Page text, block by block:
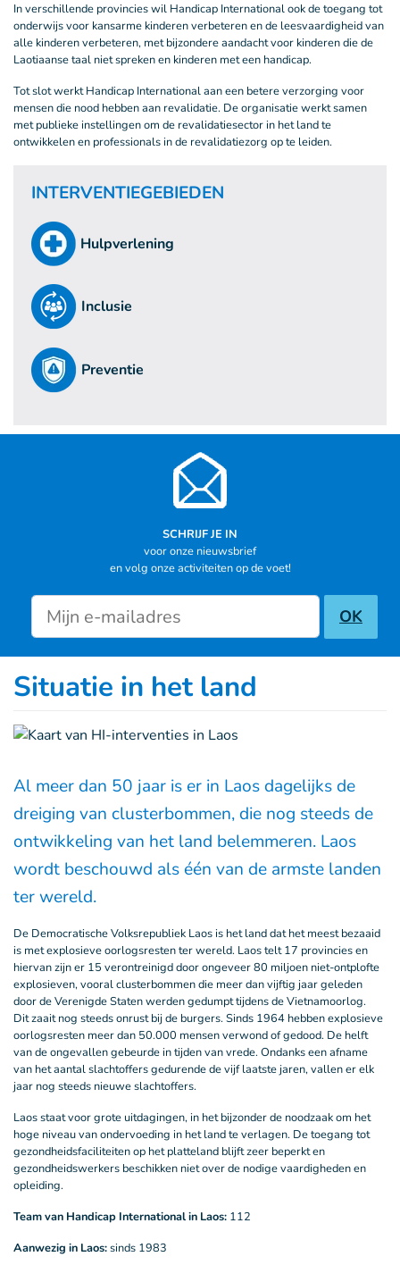
In verschillende provincies wil Handicap International ook de toegang tot
onderwijs voor kansarme kinderen verbeteren en de leesvaardigheid van
alle kinderen verbeteren, met bijzondere aandacht voor kinderen die de
Laotiaanse taal niet spreken en kinderen met een handicap.
Tot slot werkt Handicap International aan een betere verzorging voor
mensen die nood hebben aan revalidatie. De organisatie werkt samen
met publieke instellingen om de revalidatiesector in het land te
ontwikkelen en professionals in de revalidatiezorg op te leiden.
INTERVENTIEGEBIEDEN
Hulpverlening
Inclusie
Preventie
SCHRIJF JE IN
voor onze nieuwsbrief
en volg onze activiteiten op de voet!
Newsletter inscription
OK
Situatie in het land
Al meer dan 50 jaar is er in Laos dagelijks de
dreiging van clusterbommen, die nog steeds de
ontwikkeling van het land belemmeren. Laos
wordt beschouwd als één van de armste landen
ter wereld.
De Democratische Volksrepubliek Laos is het land dat het meest bezaaid
is met explosieve oorlogsresten ter wereld. Laos telt 17 provincies en
hiervan zijn er 15 verontreinigd door ongeveer 80 miljoen niet-ontplofte
explosieven, vooral clusterbommen die meer dan vijftig jaar geleden
door de Verenigde Staten werden gedumpt tijdens de Vietnamoorlog.
Dit zaait nog steeds onrust bij de burgers. Sinds 1964 hebben explosieve
oorlogsresten meer dan 50.000 mensen verwond of gedood. De helft
van de ongevallen gebeurde in tijden van vrede. Ondanks een afname
van het aantal slachtoffers gedurende de vijf laatste jaren, vallen er elk
jaar nog steeds nieuwe slachtoffers.
Laos staat voor grote uitdagingen, in het bijzonder de noodzaak om het
hoge niveau van ondervoeding in het land te verlagen. De toegang tot
gezondheidsfaciliteiten op het platteland blijft zeer beperkt en
gezondheidswerkers beschikken niet over de nodige vaardigheden en
opleiding.
Team van Handicap International in Laos: 112
Aanwezig in Laos:sinds 1983